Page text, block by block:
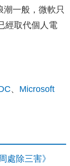
潮一般，微軟只
經取代個人電
、 Microsoft
處除三害》